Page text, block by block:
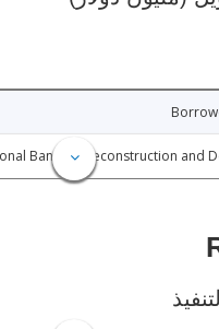
International Bank for